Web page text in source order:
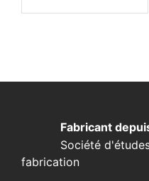
Fabricant
Société
fabrication